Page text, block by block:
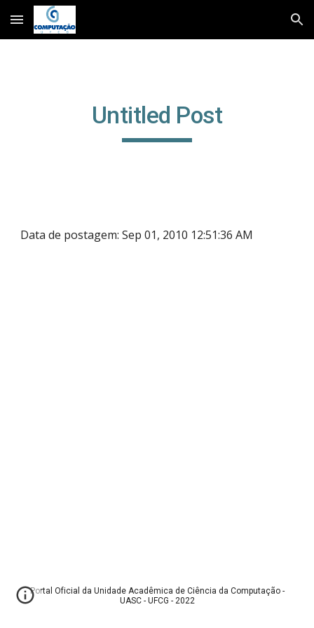
Skip to main content Skip to navigation
Untitled Post
Data de postagem: Sep 01, 2010 12:51:36 AM
Portal Oficial da Unidade Acadêmica de Ciência da Computação -
UASC - UFCG - 2022